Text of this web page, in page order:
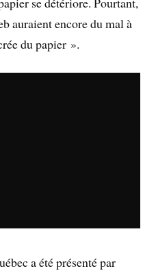
auraient encore du mal à
du papier ».
a été présenté par